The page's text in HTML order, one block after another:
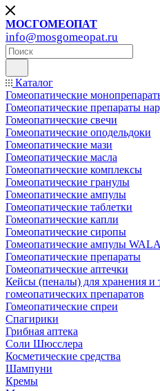
МОСГОМЕОПАТ
info@mosgomeopat.ru
Каталог
Гомеопатические
Гомеопатические препараты
Гомеопатические свечи
Гомеопатические оподельдоки
Гомеопатические мази
Гомеопатические масла
Гомеопатические комплексы
Гомеопатические гранулы
Гомеопатические ампулы
Гомеопатические таблетки
Гомеопатические капли
Гомеопатические сиропы
Гомеопатические ампулы WALA
Гомеопатические препараты
Гомеопатические аптечки
Кейсы (пеналы) для хранения и
гомеопатических препаратов
Гомеопатические спреи
Спагирики
Грибная аптека
Соли Шюсслера
Косметические средства
Шампуни
Кремы